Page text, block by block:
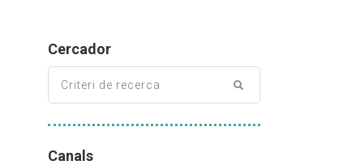
Cercador
Canals